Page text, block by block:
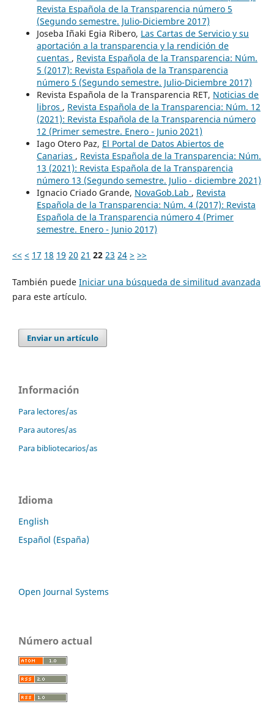
Revista Española de la Transparencia número 5
(Segundo semestre. Julio-Diciembre 2017)
Joseba Iñaki Egia Ribero, Las Cartas de Servicio y su
aportación a la transparencia y la rendición de
cuentas , Revista Española de la Transparencia: Núm.
5 (2017): Revista Española de la Transparencia
número 5 (Segundo semestre. Julio-Diciembre 2017)
Revista Española de la Transparencia RET, Noticias de
libros , Revista Española de la Transparencia: Núm. 12
(2021): Revista Española de la Transparencia número
12 (Primer semestre. Enero - Junio 2021)
Iago Otero Paz, El Portal de Datos Abiertos de
Canarias , Revista Española de la Transparencia: Núm.
13 (2021): Revista Española de la Transparencia
número 13 (Segundo semestre. Julio - diciembre 2021)
Ignacio Criado Grande, NovaGob.Lab , Revista
Española de la Transparencia: Núm. 4 (2017): Revista
Española de la Transparencia número 4 (Primer
semestre. Enero - Junio 2017)
<< < 17 18 19 20 21 22 23 24 > >>
También puede Iniciar una búsqueda de similitud avanzada
para este artículo.
Enviar un artículo
Información
Para lectores/as
Para autores/as
Para bibliotecarios/as
Idioma
English
Español (España)
Open Journal Systems
Número actual